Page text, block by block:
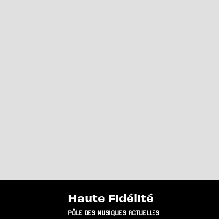
Haute Fidélité
PÔLE DES MUSIQUES ACTUELLES